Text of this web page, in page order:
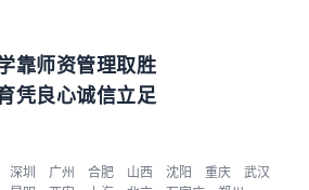
靠师资管理取胜
凭良心诚信立足
深圳 广州 合肥 山西 沈阳 重庆
武汉